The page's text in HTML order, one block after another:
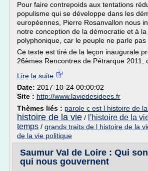
Pour faire contrepoids aux tentations
populisme qui se développe dans les
européennes, Pierre Rosanvallon nous
notre conception de la démocratie et à
polyphonique, car le peuple ne parle pas
Ce texte est tiré de la leçon inaugurale
26èmes Rencontres de Pétrarque 2011,
Lire la suite
Date: 2017-10-24 00:00:02
Site : http://www.laviedesidees.fr
Thèmes liés : parole c est l histoire de
histoire de la vie / l'histoire de la
temps / grands traits de l histoire de la
de la vie politique
Saumur Val de Loire : Qui
qui nous gouvernent